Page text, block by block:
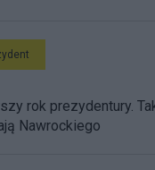
rok prezydentury.
Nawrockiego